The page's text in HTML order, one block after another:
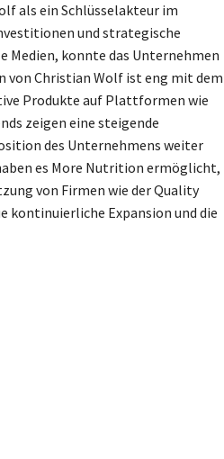
als ein Schlüsselakteur im
und strategische
Medien, konnte das Unternehmen
von Christian Wolf ist eng mit dem
Produkte auf Plattformen wie
zeigen eine steigende
des Unternehmens weiter
es More Nutrition ermöglicht,
von Firmen wie der Quality
kontinuierliche Expansion und die